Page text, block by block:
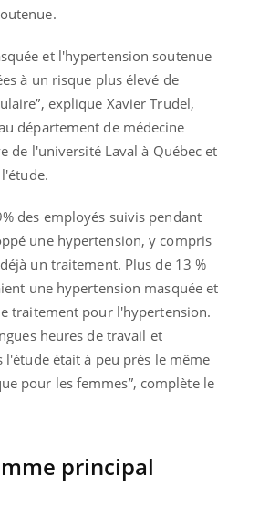
et l'hypertension soutenue
à un risque plus élevé de
explique Xavier Trudel,
département de médecine
de l'université Laval à Québec et
des employés suivis pendant
une hypertension, y compris
un traitement. Plus de 13 %
une hypertension masquée et
traitement pour l'hypertension.
heures de travail et
l'étude était à peu près le même
pour les femmes”, complète le
principal